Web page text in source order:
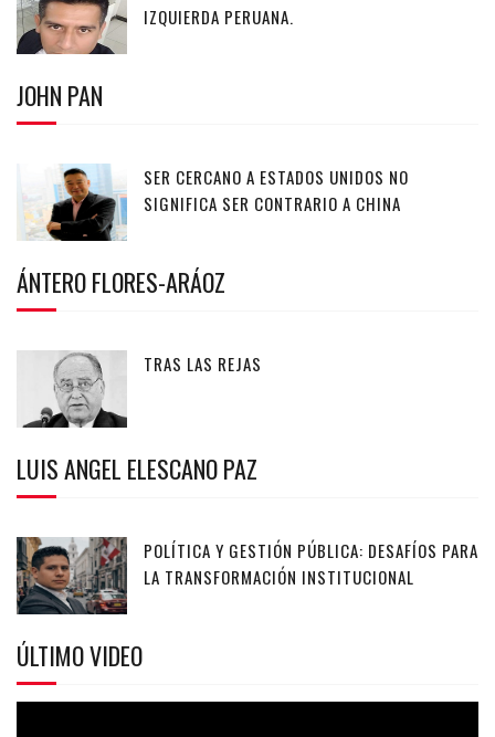
IZQUIERDA PERUANA.
JOHN PAN
SER CERCANO A ESTADOS UNIDOS NO
SIGNIFICA SER CONTRARIO A CHINA
ÁNTERO FLORES-ARÁOZ
TRAS LAS REJAS
LUIS ANGEL ELESCANO PAZ
POLÍTICA Y GESTIÓN PÚBLICA: DESAFÍOS PARA
LA TRANSFORMACIÓN INSTITUCIONAL
ÚLTIMO VIDEO